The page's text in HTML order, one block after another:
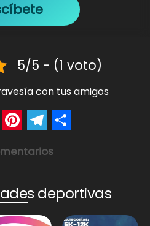
5/5 - (1 voto)
con tus amigos
P
i
t
e
T
e
e
g
S
r
e
deportivas